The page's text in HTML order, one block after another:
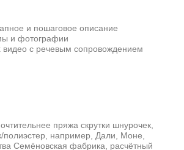
и пошаговое описание
и фотографии
с речевым сопровождением
пряжа скрутки шнурочек,
полиэстер, например, Дали, Моне,
Семёновская фабрика, расчётный